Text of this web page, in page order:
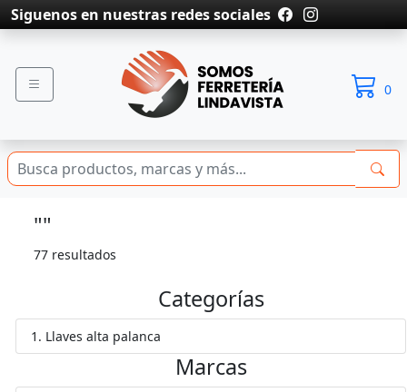
Siguenos en nuestras redes sociales
0
""
77 resultados
Categorías
Llaves alta palanca
Marcas